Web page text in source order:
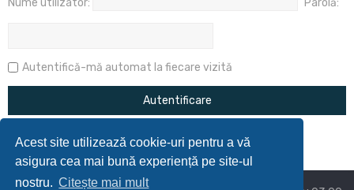
Acest site utilizează cookie-uri pentru a vă
asigura cea mai bună experiență pe site-ul
nostru. Citește mai mult
Nume utilizator: Parolă:
Autentifică-mă automat la fiecare vizită